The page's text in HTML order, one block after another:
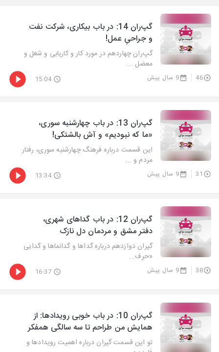
گپ‌ران 14: در باب بیکاری، شرکت نفت
و جراحیِ عمل!
گپ‌ران چهاردهم در مورد کار و کاریابی و شغل و
معضل ...
46 9 سال پیش 15:04
گپ‌ران 13: در باب چهارشنبه سوری،
«ما که نبودیم» و آش بالشتکی!
این قسمت درباره فرهنگ چهارشنبه سوری، رفتار
مردم و ...
31 9 سال پیش 13:34
گپ‌ران 12: در باب گداهای شهری،
دفتر مشق و مردمان دل نازک
گپران دوازدهم درباره گداها و گدانماها و گدایی
«حرف...
38 9 سال پیش 16:37
گپ‌ران 10: در باب خوبی رویدادها: از
همایش من طراحم تا سه سالگی همفکر
تو این قسمت گپران درباره اهمیت رویدادها و